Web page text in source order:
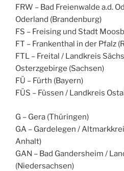
FRW – Bad Freienwalde a.d.
Oderland (Brandenburg)
FS – Freising und Stadt
FT – Frankenthal in der Pfalz
FTL – Freital / Landkreis
Osterzgebirge (Sachsen)
FÜ – Fürth (Bayern)
FÜS – Füssen / Landkreis
G – Gera (Thüringen)
GA – Gardelegen /
Anhalt)
GAN – Bad Gandersheim /
(Niedersachsen)